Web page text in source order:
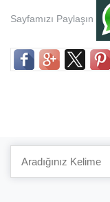
Sayfamızı Paylaşın